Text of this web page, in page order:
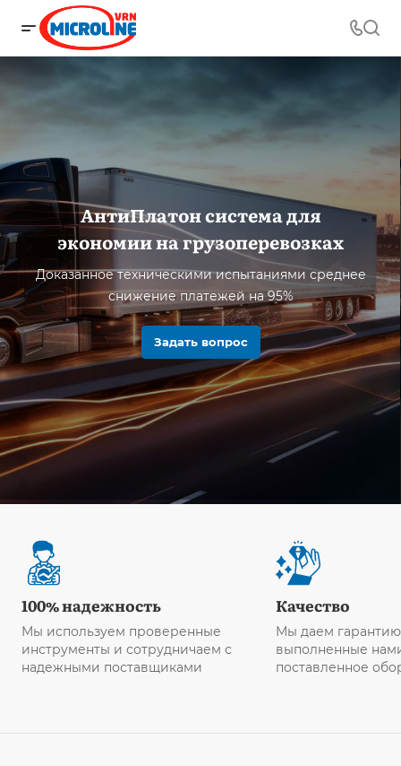
АнтиПлатон система для
экономии на грузоперевозках
Доказанное техническими испытаниями среднее
снижение платежей на 95%
Задать вопрос
100% надежность
Мы используем проверенные
инструменты и сотрудничаем с
надежными поставщиками
Качество
Мы даем
выполненные
поставленное